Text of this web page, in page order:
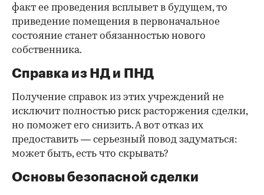
факт ее проведения всплывет в будущем, то
приведение помещения в первоначальное
состояние станет обязанностью нового
собственника.
Справка из НД и ПНД
Получение справок из этих учреждений не
исключит полностью риск расторжения сделки,
но поможет его снизить. А вот отказ их
предоставить — серьезный повод задуматься:
может быть, есть что скрывать?
Основы безопасной сделки